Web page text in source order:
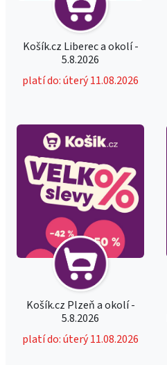
Košík.cz Liberec a okolí -
5.8.2026
platí do: úterý 11.08.2026
Košík.cz Plzeň a okolí -
5.8.2026
platí do: úterý 11.08.2026